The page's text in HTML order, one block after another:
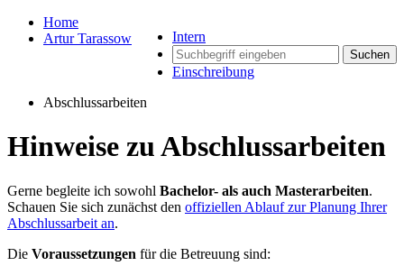
Intern
Suchen
Einschreibung
Home
Artur Tarassow
Abschlussarbeiten
Hinweise zu Abschlussarbeiten
Gerne begleite ich sowohl Bachelor- als auch Masterarbeiten.
Schauen Sie sich zunächst den offiziellen Ablauf zur Planung Ihrer
Abschlussarbeit an.
Die Voraussetzungen für die Betreuung sind: